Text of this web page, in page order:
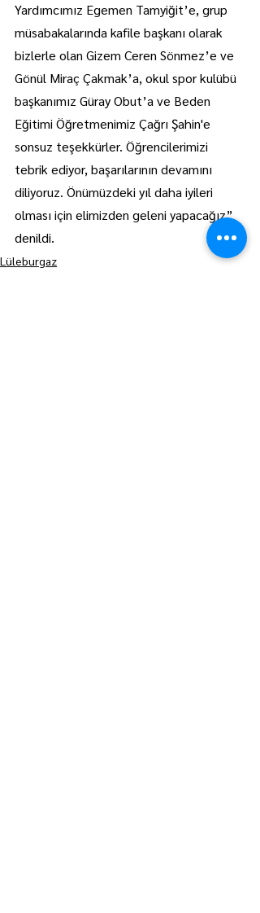
Yardımcımız Egemen Tamyiğit’e, grup
müsabakalarında kafile başkanı olarak
bizlerle olan Gizem Ceren Sönmez’e ve
Gönül Miraç Çakmak’a, okul spor kulübü
başkanımız Güray Obut’a ve Beden
Eğitimi Öğretmenimiz Çağrı Şahin'e
sonsuz teşekkürler. Öğrencilerimizi
tebrik ediyor, başarılarının devamını
diliyoruz. Önümüzdeki yıl daha iyileri
olması için elimizden geleni yapacağız”
denildi.
Lüleburgaz